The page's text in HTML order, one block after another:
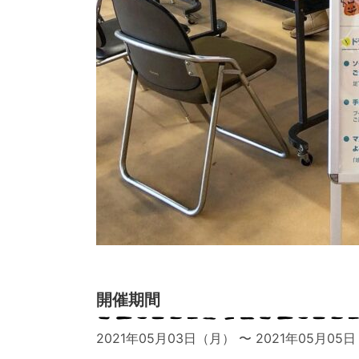
開催期間
2021年05月03日（月） 〜 2021年05月05日